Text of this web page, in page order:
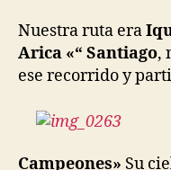
Nuestra ruta era
Arica «“ Santiago,
ese recorrido y
Campeones» Su